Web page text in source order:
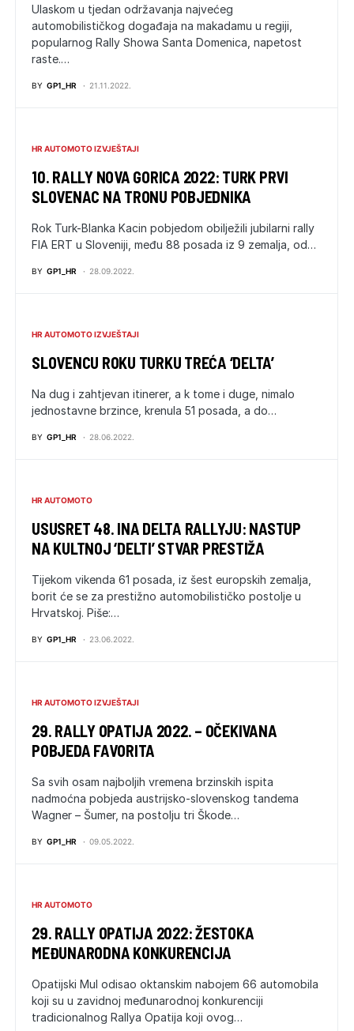
Ulaskom u tjedan održavanja najvećeg
automobilističkog događaja na makadamu u regiji,
popularnog Rally Showa Santa Domenica, napetost
raste.…
BY GP1_HR 21.11.2022.
HR AUTOMOTO IZVJEŠTAJI
10. RALLY NOVA GORICA 2022: TURK PRVI
SLOVENAC NA TRONU POBJEDNIKA
Rok Turk-Blanka Kacin pobjedom obilježili jubilarni rally
FIA ERT u Sloveniji, među 88 posada iz 9 zemalja, od…
BY GP1_HR 28.09.2022.
HR AUTOMOTO IZVJEŠTAJI
SLOVENCU ROKU TURKU TREĆA ‘DELTA’
Na dug i zahtjevan itinerer, a k tome i duge, nimalo
jednostavne brzince, krenula 51 posada, a do…
BY GP1_HR 28.06.2022.
HR AUTOMOTO
USUSRET 48. INA DELTA RALLYJU: NASTUP
NA KULTNOJ ‘DELTI’ STVAR PRESTIŽA
Tijekom vikenda 61 posada, iz šest europskih zemalja,
borit će se za prestižno automobilističko postolje u
Hrvatskoj. Piše:…
BY GP1_HR 23.06.2022.
HR AUTOMOTO IZVJEŠTAJI
29. RALLY OPATIJA 2022. – OČEKIVANA
POBJEDA FAVORITA
Sa svih osam najboljih vremena brzinskih ispita
nadmoćna pobjeda austrijsko-slovenskog tandema
Wagner – Šumer, na postolju tri Škode…
BY GP1_HR 09.05.2022.
HR AUTOMOTO
29. RALLY OPATIJA 2022: ŽESTOKA
MEĐUNARODNA KONKURENCIJA
Opatijski Mul odisao oktanskim nabojem 66 automobila
koji su u zavidnoj međunarodnoj konkurenciji
tradicionalnog Rallya Opatija koji ovog…